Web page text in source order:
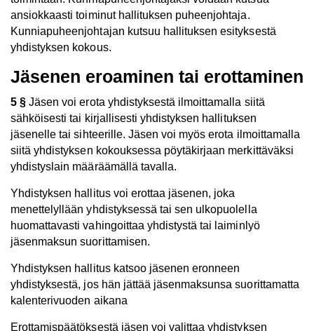
ansiokkaasti toiminut hallituksen puheenjohtaja.
Kunniapuheenjohtajan kutsuu hallituksen esityksestä
yhdistyksen kokous.
Jäsenen eroaminen tai erottaminen
5 §Jäsen voi erota yhdistyksestä ilmoittamalla siitä
sähköisesti tai kirjallisesti yhdistyksen hallituksen
jäsenelle tai sihteerille. Jäsen voi myös erota ilmoittamalla
siitä yhdistyksen kokouksessa pöytäkirjaan merkittäväksi
yhdistyslain määräämällä tavalla.
Yhdistyksen hallitus voi erottaa jäsenen, joka
menettelyllään yhdistyksessä tai sen ulkopuolella
huomattavasti vahingoittaa yhdistystä tai laiminlyö
jäsenmaksun suorittamisen.
Yhdistyksen hallitus katsoo jäsenen eronneen
yhdistyksestä, jos hän jättää jäsenmaksunsa suorittamatta
kalenterivuoden aikana
Erottamispäätöksestä jäsen voi valittaa yhdistyksen